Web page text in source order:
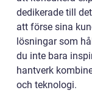
dedikerade till
att förse sina
lösningar som
du inte bara
hantverk
och teknologi.